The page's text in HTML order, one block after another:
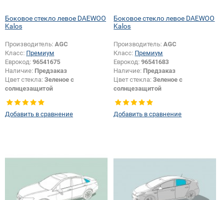
Боковое стекло левое DAEWOO
Kalos
Производитель: AGC
Класс: Премиум
Еврокод: 96541675
Наличие: Предзаказ
Цвет стекла: Зеленое с
солнцезащитой
Добавить в сравнение
Боковое стекло левое DAEWOO
Kalos
Производитель:AGC
Класс: Премиум
Еврокод:96541683
Наличие: Предзаказ
Цвет стекла:Зеленое с
солнцезащитой
Добавить в сравнение